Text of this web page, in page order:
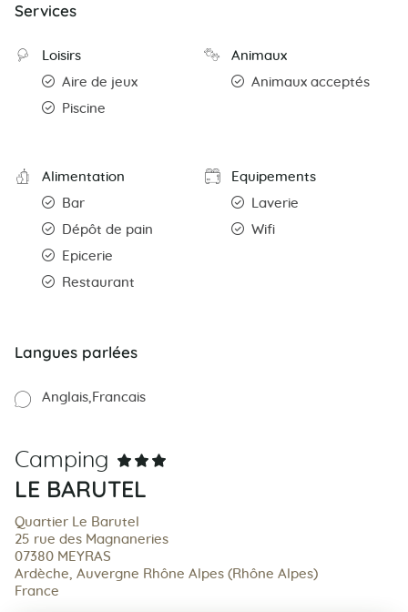
Services
Loisirs
Aire de jeux
Piscine
Animaux
Animaux acceptés
Alimentation
Bar
Dépôt de pain
Epicerie
Restaurant
Equipements
Laverie
Wifi
Langues parlées
Anglais Francais
Camping
LE BARUTEL
Quartier Le Barutel
25 rue des Magnaneries
07380 MEYRAS
Ardèche, Auvergne Rhône Alpes (Rhône Alpes)
France